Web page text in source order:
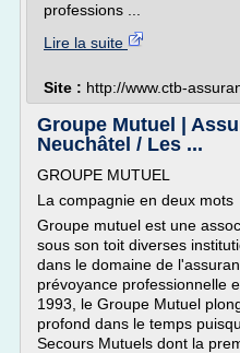
professions ...
Lire la suite
Site : http://www.ctb-
Groupe Mutuel |
Neuchâtel / Les ...
GROUPE MUTUEL
La compagnie en deux mots
Groupe mutuel est une
sous son toit diverses
dans le domaine de
prévoyance professionnelle
1993, le Groupe Mutuel
profond dans le temps
Secours Mutuels dont la